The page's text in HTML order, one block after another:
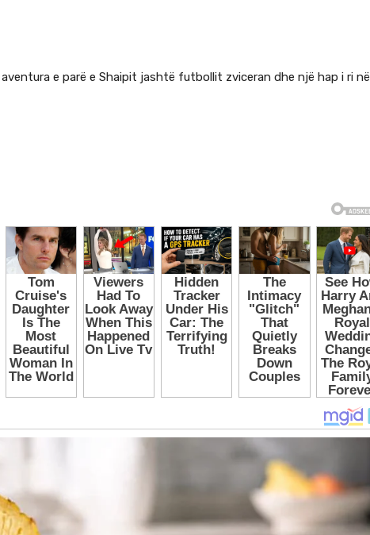
e parë e Shaipit jashtë futbollit zviceran dhe një hap i ri në